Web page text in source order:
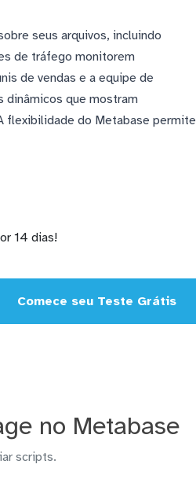
seus arquivos, incluindo
de tráfego monitorem
de vendas e a equipe de
dinâmicos que mostram
flexibilidade do Metabase permite
14 dias!
Comece seu Teste Grátis
no Metabase
scripts.